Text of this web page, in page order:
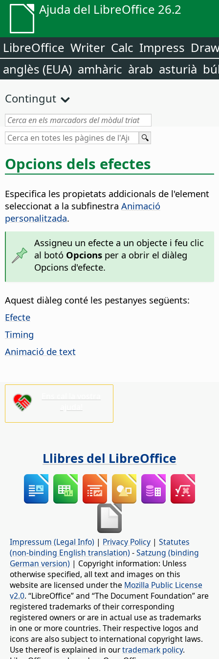
Ajuda del LibreOffice 26.2
LibreOffice Writer Calc Impress
anglès (EUA) amhàric àrab asturià
Contingut
Opcions dels efectes
Especifica les propietats addicionals de l'element
seleccionat a la subfinestra Animació
personalitzada.
Assigneu un efecte a un objecte i feu clic
al botó Opcionsper a obrir el diàleg
Opcions d'efecte.
Aquest diàleg conté les pestanyes següents:
Efecte
Timing
Animació de text
Llibres del LibreOffice
Impressum (Legal Info) | Privacy Policy | Statutes
(non-binding English translation) -Satzung (binding
German version) | Copyright information: Unless
otherwise specified, all text and images on this
website are licensed under the Mozilla Public License
v2.0. “LibreOffice” and “The Document Foundation” are
registered trademarks of their corresponding
registered owners or are in actual use as trademarks
in one or more countries. Their respective logos and
icons are also subject to international copyright laws.
Use thereof is explained in ourtrademark policy.